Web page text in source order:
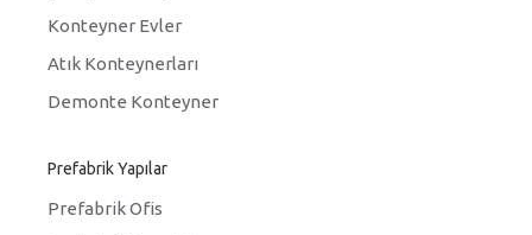
Konteyner Evler
Atık Konteynerları
Demonte Konteyner
Prefabrik Yapılar
Prefabrik Ofis